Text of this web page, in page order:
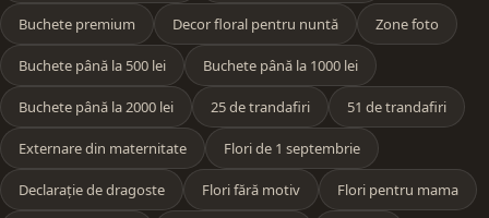
Buchete premium Decor floral pentru nuntă Zone foto
Buchete până la 500 lei Buchete până la 1000 lei
Buchete până la 2000 lei 25 de trandafiri 51 de trandafiri
Externare din maternitate Flori de 1 septembrie
Declarație de dragoste Flori fără motiv Flori pentru mama